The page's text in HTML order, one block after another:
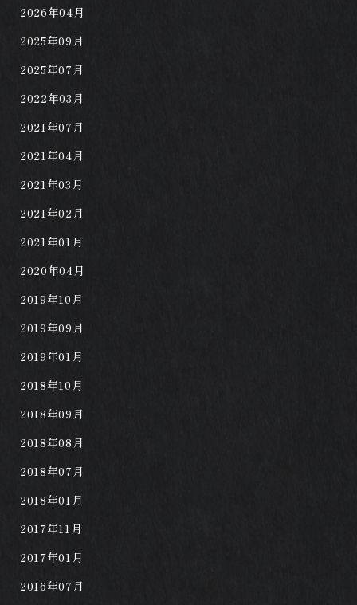
2026年04月
2025年09月
2025年07月
2022年03月
2021年07月
2021年04月
2021年03月
2021年02月
2021年01月
2020年04月
2019年10月
2019年09月
2019年01月
2018年10月
2018年09月
2018年08月
2018年07月
2018年01月
2017年11月
2017年01月
2016年07月